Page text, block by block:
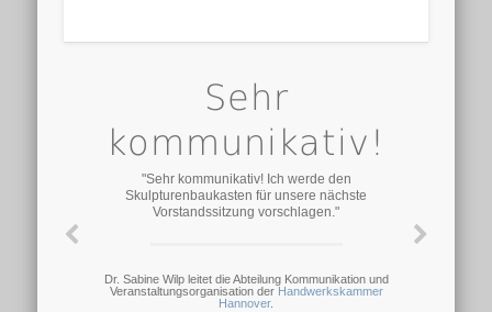
Sehr
kommunikativ!
"Sehr kommunikativ! Ich werde den
Skulpturenbaukasten für unsere nächste
Vorstandssitzung vorschlagen."
Dr. Sabine Wilp leitet die Abteilung Kommunikation und
Veranstaltungsorganisation der Handwerkskammer
Hannover.